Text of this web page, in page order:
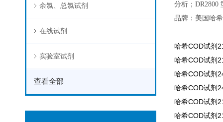
余氯、总氯试剂
在线试剂
实验室试剂
查看全部
分析；DR2800
品牌：美国哈
哈希COD试剂
哈希COD试剂
哈希COD试剂
哈希COD试剂
哈希COD试剂
哈希COD试剂